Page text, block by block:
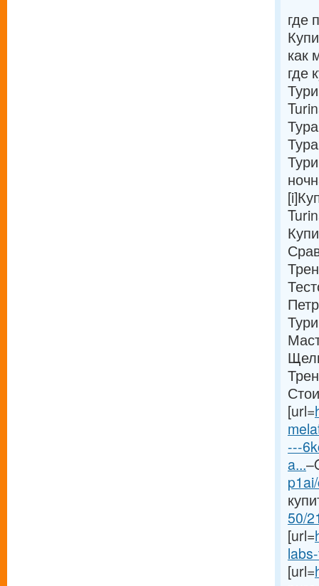
где
как
где
[url=
---
a...
50/
[url=
[url=